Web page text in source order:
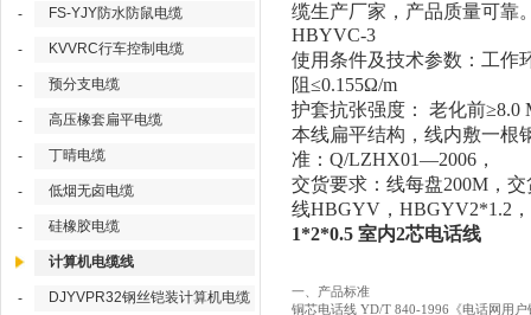
- FS-YJY防水防鼠电缆
- KVVRC行车控制电缆
- 预分支电缆
- 高压橡套扁平电缆
- 丁晴电缆
- 低烟无卤电缆
- 硅橡胶电缆
计算机电缆线
- DJYVPR32钢丝铠装计算机电缆
缆生产厂家，产品质量可靠
HBYVC-3
使用条件及技术参数：工作
阻≤0.155Ω/m
护套抗张强度：
老化前≥8.0
本线扁平结构，线内敷一根
准： Q/LZHX01—2006，
交货要求：线每盘200M，
线HBGYV，HBGYV2*1.2
1*2*0.5 室内2芯电话线
一、产品标准
铜芯电话线 YD/T 840-1996《电话网用户